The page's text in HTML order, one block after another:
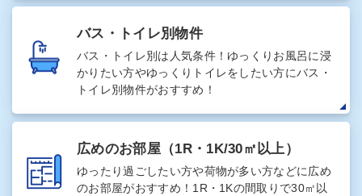
バス・トイレ別物件
バス・トイレ別は人気条件！ゆっくりお風呂に浸
かりたい方やゆっくりトイレをしたい方にバス・
トイレ別物件がおすすめ！
広めのお部屋（1R・1K/30㎡以上）
ゆったり過ごしたい方や荷物が多い方などに広め
のお部屋がおすすめ！1R・1Kの間取りで30㎡以